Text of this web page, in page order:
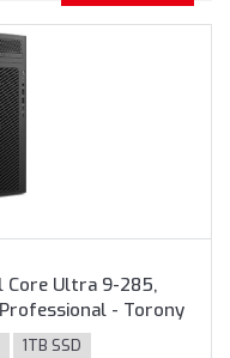
Core Ultra 9-285,
Professional - Torony
1TB SSD